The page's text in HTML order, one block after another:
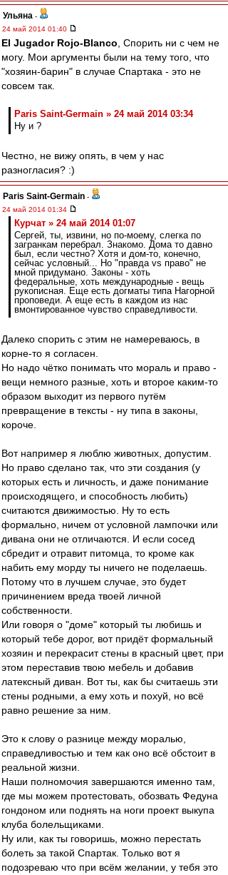
Ульяна -
24 май 2014 01:40
El Jugador Rojo-Blanco , Спорить ни с чем не
могу. Мои аргументы были на тему того, что
"хозяин-барин" в случае Спартака - это не
совсем так.
Paris Saint-Germain » 24 май 2014 03:34
Ну и ?
Честно, не вижу опять, в чем у нас
разногласия? :)
Paris Saint-Germain -
24 май 2014 01:34
Курчат » 24 май 2014 01:07
Сергей, ты, извини, но по-моему, слегка по
загранкам перебрал. Знакомо. Дома то давно
был, если честно? Хотя и дом-то, конечно,
сейчас условный... Но "правда vs право" не
мной придумано. Законы - хоть
федеральные, хоть международные - вещь
рукописная. Еще есть догматы типа Нагорной
проповеди. А еще есть в каждом из нас
вмонтированное чувство справедливости.
Далеко спорить с этим не намереваюсь, в
корне-то я согласен.
Но надо чётко понимать что мораль и право -
вещи немного разные, хоть и второе каким-то
образом выходит из первого путём
превращение в тексты - ну типа в законы,
короче.
Вот например я люблю животных, допустим.
Но право сделано так, что эти создания (у
которых есть и личность, и даже понимание
происходящего, и способность любить)
считаются движимостью. Ну то есть
формально, ничем от условной лампочки или
дивана они не отличаются. И если сосед
сбредит и отравит питомца, то кроме как
набить ему морду ты ничего не поделаешь.
Потому что в лучшем случае, это будет
причинением вреда твоей личной
собственности.
Или говоря о "доме" который ты любишь и
который тебе дорог, вот придёт формальный
хозяин и перекрасит стены в красный цвет, при
этом переставив твою мебель и добавив
латексный диван. Вот ты, как бы считаешь эти
стены родными, а ему хоть и похуй, но всё
равно решение за ним.
Это к слову о разнице между моралью,
справедливостью и тем как оно всё обстоит в
реальной жизни.
Наши полномочия завершаются именно там,
где мы можем протестовать, обозвать Федуна
гондоном или поднять на ноги проект выкупа
клуба болельщиками.
Ну или, как ты говоришь, можно перестать
болеть за такой Спартак. Только вот я
подозреваю что при всём желании, у тебя это